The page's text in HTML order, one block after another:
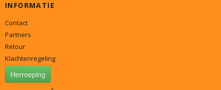
INFORMATIE
Contact
Partners
Retour
Klachtenregeling
Herroeping